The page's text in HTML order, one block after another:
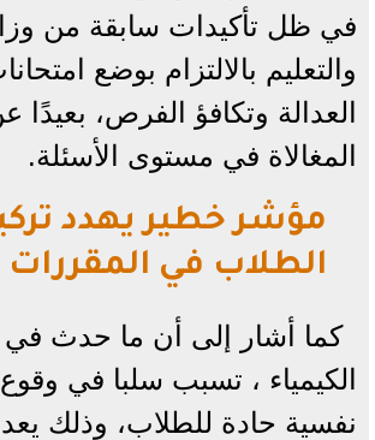
في ظل تأكيدات سابقة من
والتعليم بالالتزام بوضع
العدالة وتكافؤ الفرص، بعيدًا
المغالاة في مستوى الأسئلة.
مؤشر خطير يهدد
الطلاب في المقررات
كما أشار إلى أن ما حدث في
الكيمياء ، تسبب سلبا في
نفسية حادة للطلاب، وذلك